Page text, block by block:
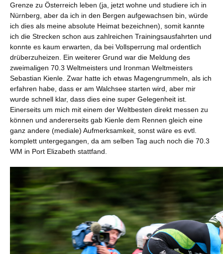
Grenze zu Österreich leben (ja, jetzt wohne und studiere ich in
Nürnberg, aber da ich in den Bergen aufgewachsen bin, würde
ich dies als meine absolute Heimat bezeichnen), somit kannte
ich die Strecken schon aus zahlreichen Trainingsausfahrten und
konnte es kaum erwarten, da bei Vollsperrung mal ordentlich
drüberzuheizen. Ein weiterer Grund war die Meldung des
zweimaligen 70.3 Weltmeisters und Ironman Weltmeisters
Sebastian Kienle. Zwar hatte ich etwas Magengrummeln, als ich
erfahren habe, dass er am Walchsee starten wird, aber mir
wurde schnell klar, dass dies eine super Gelegenheit ist.
Einerseits um mich mit einem der Weltbesten direkt messen zu
können und andererseits gab Kienle dem Rennen gleich eine
ganz andere (mediale) Aufmerksamkeit, sonst wäre es evtl.
komplett untergegangen, da am selben Tag auch noch die 70.3
WM in Port Elizabeth stattfand.